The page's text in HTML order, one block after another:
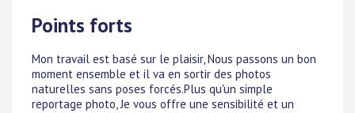
Points forts
Mon travail est basé sur le plaisir, Nous passons un bon
moment ensemble et il va en sortir des photos
naturelles sans poses forcés.Plus qu'un simple
reportage photo, Je vous offre une sensibilité et un